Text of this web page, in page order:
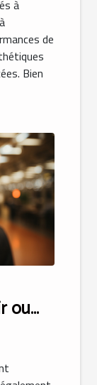
à
de
Bien
ou